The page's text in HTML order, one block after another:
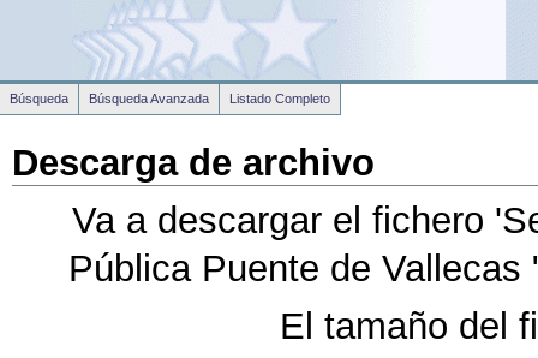
Descarga de archivo
Va a descargar el fichero
Pública Puente de Vallecas
El tamaño del
Búsqueda Búsqueda Avanzada Listado Completo